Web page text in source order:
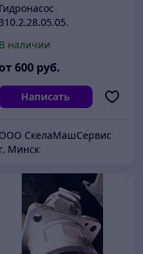
Гидронасос
310.2.28.05.05.
В наличии
600 руб.
Написать
ООО СкелаМашСервис
г. Минск